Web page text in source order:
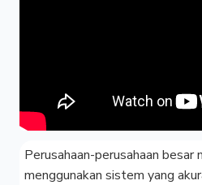
Perusahaan-perusahaan besar
menggunakan sistem yang